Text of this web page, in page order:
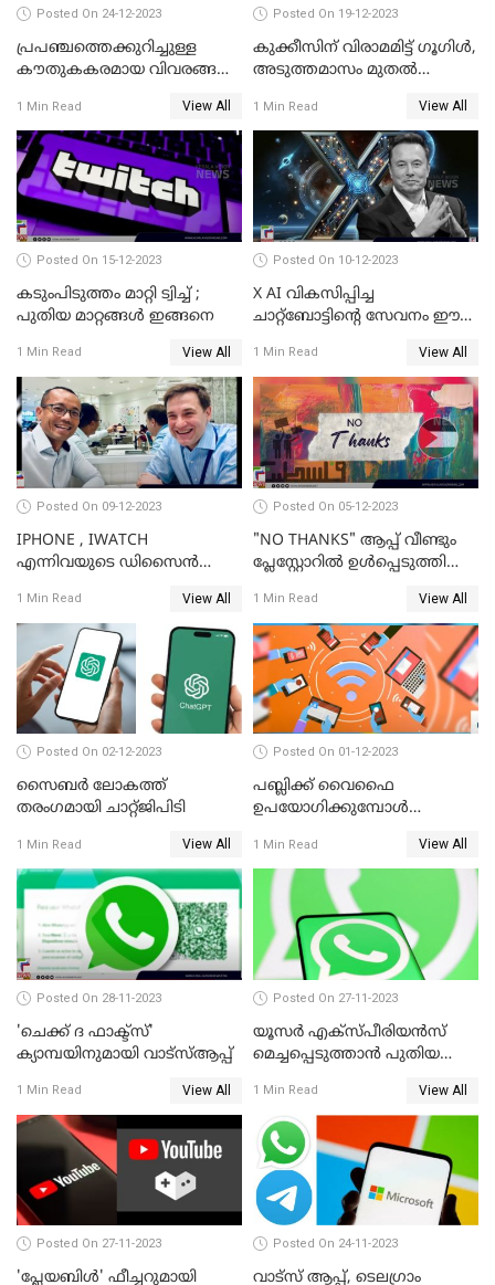
Posted On 24-12-2023
പ്രപഞ്ചത്തെക്കുറിച്ചുള്ള
കൗതുകകരമായ വിവരങ്ങള്‍
തുടരുകയാണ് ജയിംസ് വെബ്
1 Min Read View All
Posted On 19-12-2023
കുക്കീസിന് വിരാമമിട്ട് ഗൂഗിള്‍,
അടുത്തമാസം മുതല്‍
വിലക്കേര്‍പ്പെടുത്തുമെന്ന്
സൂചന
1 Min Read View All
Posted On 15-12-2023
കടുംപിടുത്തം മാറ്റി ട്വിച്ച് ;
പുതിയ മാറ്റങ്ങൾ ഇങ്ങനെ
1 Min Read View All
Posted On 10-12-2023
X AI വികസിപ്പിച്ച
ചാറ്റ്‌ബോട്ടിന്റെ സേവനം ഈ
ലഭിക്കും; ഇലോണ്‍ മസ്‌ക്
1 Min Read View All
Posted On 09-12-2023
IPHONE , IWATCH
എന്നിവയുടെ ഡിസൈന്‍
ടാന്‍ കമ്പനി
വിടാനൊരുങ്ങുന്നു
1 Min Read View All
Posted On 05-12-2023
"NO THANKS" ആപ്പ് വീണ്ടും
പ്ലേസ്റ്റോറില്‍ ഉള്‍പ്പെടുത്തി
1 Min Read View All
Posted On 02-12-2023
സൈബര്‍ ലോകത്ത്
തരംഗമായി ചാറ്റ്ജിപിടി
1 Min Read View All
Posted On 01-12-2023
പബ്ലിക്ക് വൈഫൈ
ഉപയോഗിക്കുമ്പോള്‍
പൊലീസ്
1 Min Read View All
Posted On 28-11-2023
'ചെക്ക് ദ ഫാക്ട്‌സ്'
ക്യാമ്പയിനുമായി വാട്സ്ആപ്പ്
1 Min Read View All
Posted On 27-11-2023
യൂസര്‍ എക്‌സ്പീരിയന്‍സ്
മെച്ചപ്പെടുത്താന്‍ പുതിയ
1 Min Read View All
Posted On 27-11-2023
'പ്ലേയബിള്‍' ഫീച്ചറുമായി
Posted On 24-11-2023
വാട്‌സ് ആപ്പ്, ടെലഗ്രാം